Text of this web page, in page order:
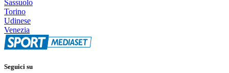
Sassuolo
Torino
Udinese
Venezia
Seguici su